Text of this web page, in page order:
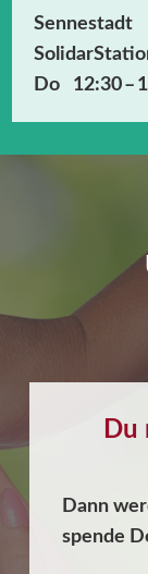
Sennestadt
Do 12:30 –
Du
Dann
spende